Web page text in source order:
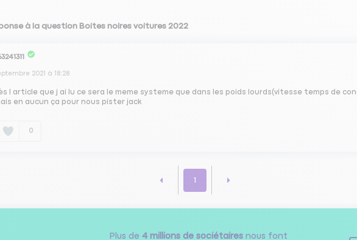
à la question Boites noires voitures 2022
2021 à 18:28
l article que j ai lu ce sera le meme systeme que dans les poids lourds(vitesse temps de
en aucun ça pour nous pister jack
0
1
Plus de 4 millions de sociétairesnous font